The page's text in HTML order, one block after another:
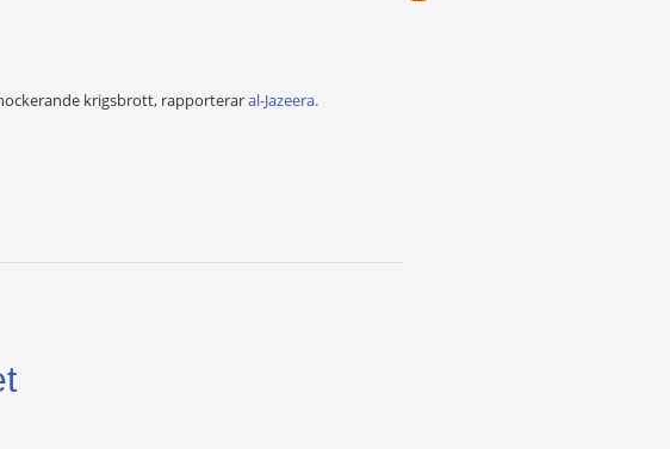
krigsbrott, rapporteraral-Jazeera.